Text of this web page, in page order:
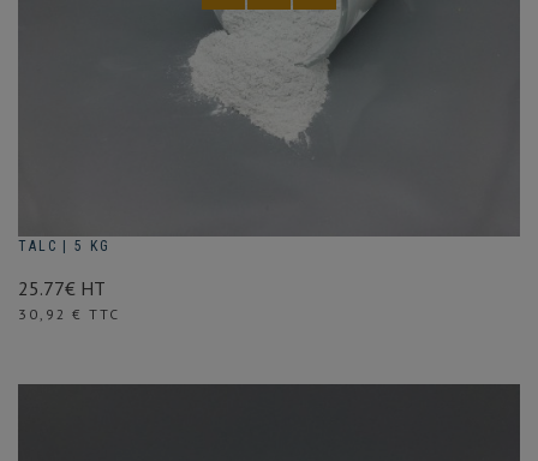
TALC | 5 KG
25.77€ HT
Prix
30,92 € TTC